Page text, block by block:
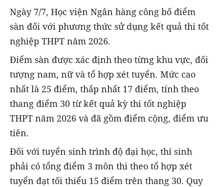
Ngày 7/7, Học viện Ngân hàng công bố điểm
sàn đối với phương thức sử dụng kết quả thi tốt
nghiệp THPT năm 2026.
Điểm sàn được xác định theo từng khu vực, đối
tượng nam, nữ và tổ hợp xét tuyển. Mức cao
nhất là 25 điểm, thấp nhất 17 điểm, tính theo
thang điểm 30 từ kết quả kỳ thi tốt nghiệp
THPT năm 2026 và đã gồm điểm cộng, điểm ưu
tiên.
Đối với tuyển sinh trình độ đại học, thí sinh
phải có tổng điểm 3 môn thi theo tổ hợp xét
tuyển đạt tối thiểu 15 điểm trên thang 30. Quy